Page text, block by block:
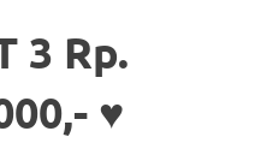
3 Rp.
♥